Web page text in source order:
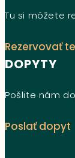
Tu si môžete
Rezervovať
DOPYTY
Pošlite nám
Poslať dopyt